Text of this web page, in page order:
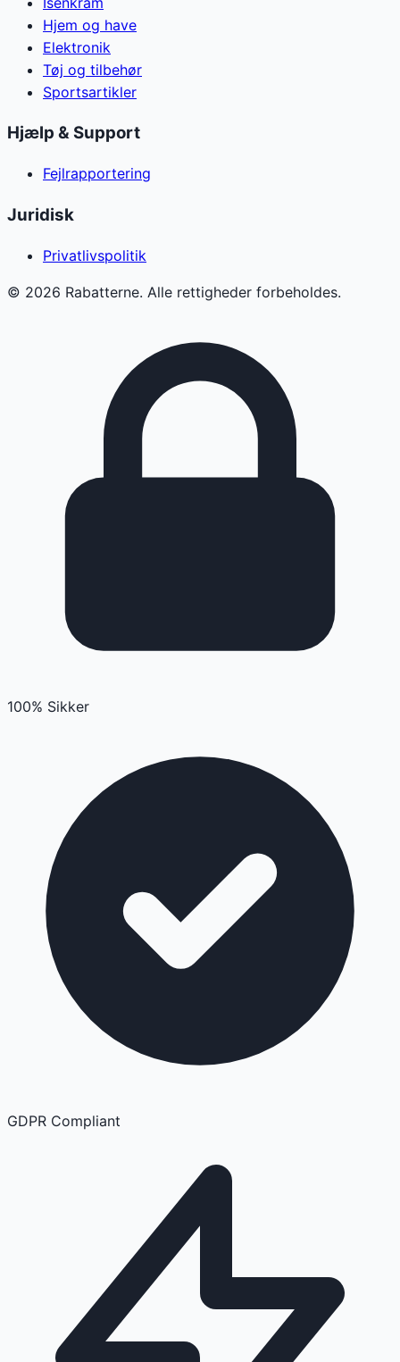
Hjem og have
Elektronik
Tøj og tilbehør
Sportsartikler
Hjælp & Support
Fejlrapportering
Juridisk
Privatlivspolitik
© 2026 Rabatterne. Alle rettigheder forbeholdes.
100% Sikker
GDPR Compliant